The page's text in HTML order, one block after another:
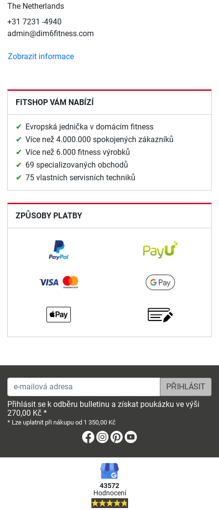
The Netherlands
+31 7231 -4940
admin@dim6fitness.com
Zobrazit informace
FITSHOP VÁM NABÍZÍ
Evropská jednička v domácím fitness
Více než 4.000.000 spokojených zákazníků
Více než 6.000 fitness výrobků
69 specializovaných obchodů
75 vlastních servisních techniků
ZPŮSOBY PLATBY
e-mailová adresa
Přihlásit se k odběru bulletinu a získat poukázku ve výši
270,00 Kč *
* Lze uplatnit při nákupu od 1 350,00 Kč
Facebook
Instagram
Pinterest
43572
Hodnocení